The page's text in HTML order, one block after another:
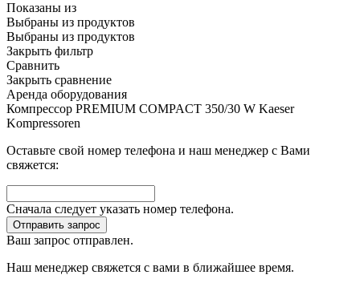
Показаны из
Выбраны из продуктов
Выбраны из продуктов
Закрыть фильтр
Сравнить
Закрыть сравнение
Аренда оборудования
Компрессор PREMIUM COMPACT 350/30 W Kaeser
Kompressoren
Оставьте свой номер телефона и наш менеджер с Вами
свяжется:
Сначала следует указать номер телефона.
Отправить запрос
Ваш запрос отправлен.
Наш менеджер свяжется с вами в ближайшее время.